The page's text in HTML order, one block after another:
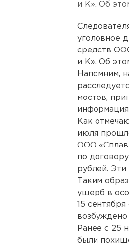
и К». Об
уголовное
средств
и К». Об
Напомним,
мостов,
Как
июля
ООО «Сплав
по
рублей.
Таким
ущерб в
15
Ранее с 25
были